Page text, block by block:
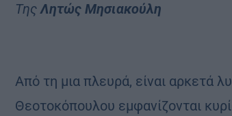
ΤηςΛητώς Μησιακούλη
Από τη μια πλευρά, είναι αρκετά
Θεοτοκόπουλου εμφανίζονται